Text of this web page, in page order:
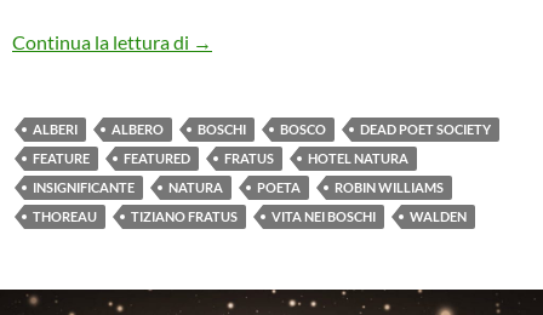
Continua la lettura di Il gusto di perdersi in un bosco
→
ALBERI ALBERO BOSCHI BOSCO
DEAD POET SOCIETY
FEATURE
FEATURED FRATUS
HOTEL NATURA
INSIGNIFICANTE
NATURA POETA
ROBIN WILLIAMS
THOREAU
TIZIANO FRATUS VITA NEI BOSCHI WALDEN